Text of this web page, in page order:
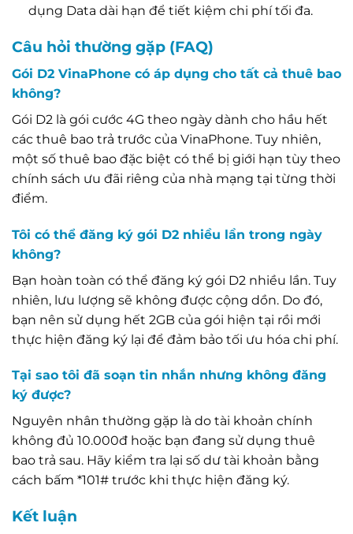
dụng Data dài hạn để tiết kiệm chi phí tối đa.
Câu hỏi thường gặp (FAQ)
Gói D2 VinaPhone có áp dụng cho tất cả thuê bao
không?
Gói D2 là gói cước 4G theo ngày dành cho hầu hết
các thuê bao trả trước của VinaPhone. Tuy nhiên,
một số thuê bao đặc biệt có thể bị giới hạn tùy theo
chính sách ưu đãi riêng của nhà mạng tại từng thời
điểm.
Tôi có thể đăng ký gói D2 nhiều lần trong ngày
không?
Bạn hoàn toàn có thể đăng ký gói D2 nhiều lần. Tuy
nhiên, lưu lượng sẽ không được cộng dồn. Do đó,
bạn nên sử dụng hết 2GB của gói hiện tại rồi mới
thực hiện đăng ký lại để đảm bảo tối ưu hóa chi phí.
Tại sao tôi đã soạn tin nhắn nhưng không đăng
ký được?
Nguyên nhân thường gặp là do tài khoản chính
không đủ 10.000đ hoặc bạn đang sử dụng thuê
bao trả sau. Hãy kiểm tra lại số dư tài khoản bằng
cách bấm *101# trước khi thực hiện đăng ký.
Kết luận